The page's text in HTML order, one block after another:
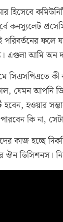
কনস্যুলেট
ফলে
এগুলা আমি
সিএসপিএতে কী
যেমন আপনি
হওয়ার
কি না,
কাজ হচ্ছে
ডিসিশনস।